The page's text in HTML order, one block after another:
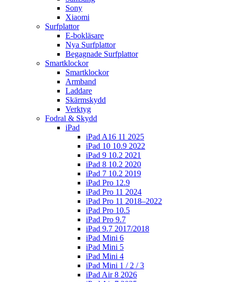
Sony
Xiaomi
Surfplattor
E-bokläsare
Nya Surfplattor
Begagnade Surfplattor
Smartklockor
Smartklockor
Armband
Laddare
Skärmskydd
Verktyg
Fodral & Skydd
iPad
iPad A16 11 2025
iPad 10 10.9 2022
iPad 9 10.2 2021
iPad 8 10.2 2020
iPad 7 10.2 2019
iPad Pro 12.9
iPad Pro 11 2024
iPad Pro 11 2018–2022
iPad Pro 10.5
iPad Pro 9.7
iPad 9.7 2017/2018
iPad Mini 6
iPad Mini 5
iPad Mini 4
iPad Mini 1 / 2 / 3
iPad Air 8 2026